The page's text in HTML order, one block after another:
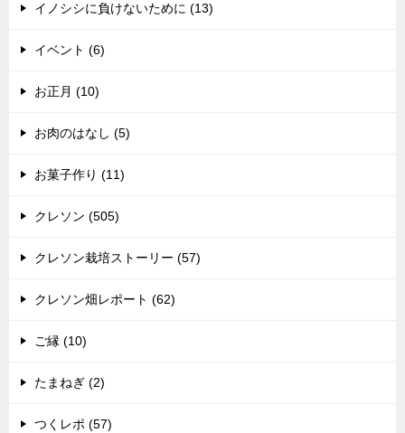
イノシシに負けないために (13)
イベント (6)
お正月 (10)
お肉のはなし (5)
お菓子作り (11)
クレソン (505)
クレソン栽培ストーリー (57)
クレソン畑レポート (62)
ご縁 (10)
たまねぎ (2)
つくレポ (57)